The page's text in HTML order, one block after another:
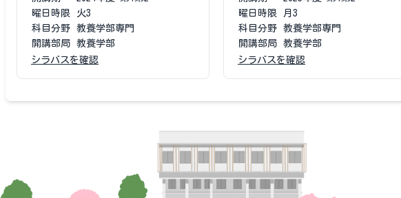
曜日時限
火3
科目分野
教養学部専門
開講部局
教養学部
シラバスを確認
曜日時限
月3
科目分野
教養学部専門
開講部局
教養学部
シラバスを確認